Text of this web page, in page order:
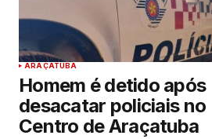
ARAÇATUBA
Homem é detido após
desacatar policiais no
Centro de Araçatuba